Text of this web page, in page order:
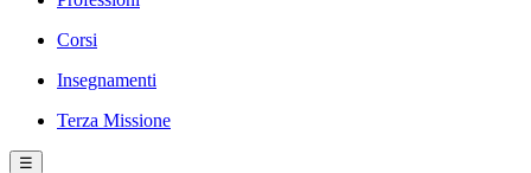
Corsi
Insegnamenti
Terza Missione
☰